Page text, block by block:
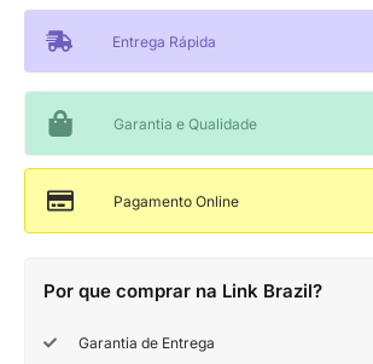
Entrega Rápida
Garantia e Qualidade
Pagamento Online
Por que comprar na Link Brazil?
Garantia de Entrega